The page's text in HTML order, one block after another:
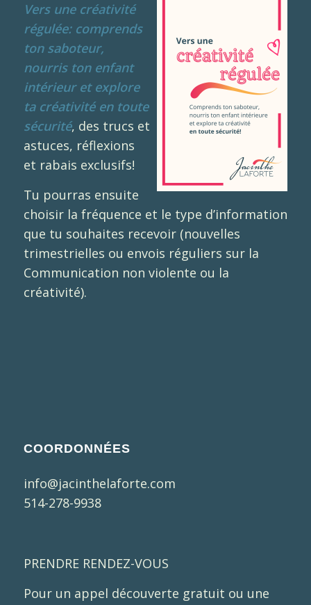
Vers une créativité
régulée: comprends
ton saboteur,
nourris ton enfant
intérieur et explore
ta créativité en toute
sécurité, des trucs et
astuces, réflexions
et rabais exclusifs!
Tu pourras ensuite
choisir la fréquence et le type d’information
que tu souhaites recevoir (nouvelles
trimestrielles ou envois réguliers sur la
Communication non violente ou la
créativité).
COORDONNÉES
info@jacinthelaforte.com
514-278-9938
PRENDRE RENDEZ-VOUS
Pour un appel découverte gratuit ou une